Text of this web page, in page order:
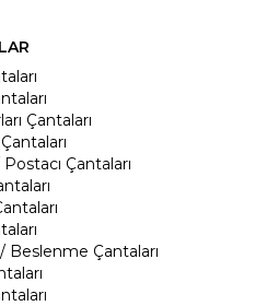
Çantaları
Çantaları
Beslenme Çantaları